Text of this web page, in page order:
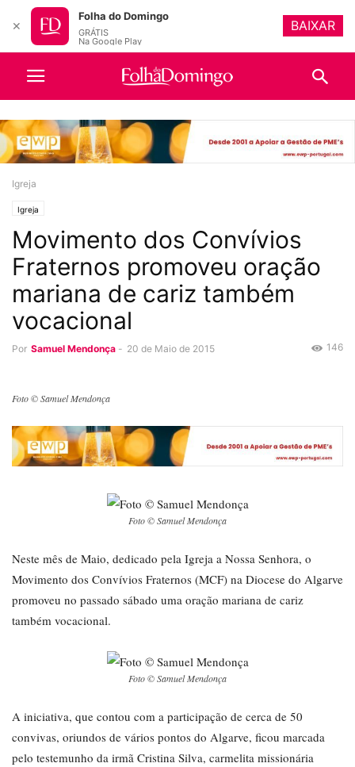
Igreja
Igreja
Movimento dos Convívios
Fraternos promoveu oração
mariana de cariz também
vocacional
Por Samuel Mendonça - 20 de Maio de 2015 146
Foto © Samuel Mendonça
Foto © Samuel Mendonça
Neste mês de Maio, dedicado pela Igreja a Nossa Senhora, o
Movimento dos Convívios Fraternos (MCF) na Diocese do Algarve
promoveu no passado sábado uma oração mariana de cariz
também vocacional.
Foto © Samuel Mendonça
A iniciativa, que contou com a participação de cerca de 50
convivas, oriundos de vários pontos do Algarve, ficou marcada
pelo testemunho da irmã Cristina Silva, carmelita missionária
✕
Folha do Domingo
GRÁTIS
Na Google Play
BAIXAR